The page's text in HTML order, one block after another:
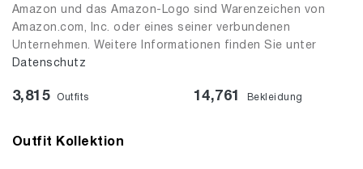
Amazon und das Amazon-Logo sind Warenzeichen von
Amazon.com, Inc. oder eines seiner verbundenen
Unternehmen. Weitere Informationen finden Sie unter
Datenschutz
3,815 Outfits 14,761 Bekleidung
Outfit Kollektion